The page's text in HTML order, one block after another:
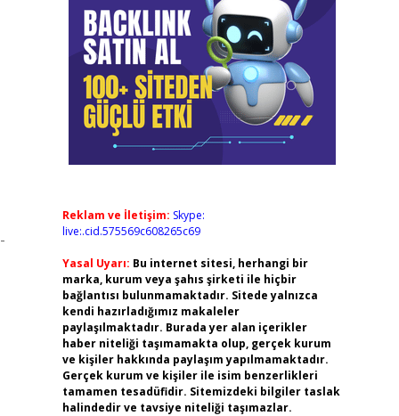
Reklam ve İletişim: Skype:
live:.cid.575569c608265c69
Yasal Uyarı: Bu internet sitesi, herhangi bir
marka, kurum veya şahıs şirketi ile hiçbir
bağlantısı bulunmamaktadır. Sitede yalnızca
kendi hazırladığımız makaleler
paylaşılmaktadır. Burada yer alan içerikler
haber niteliği taşımamakta olup, gerçek kurum
ve kişiler hakkında paylaşım yapılmamaktadır.
Gerçek kurum ve kişiler ile isim benzerlikleri
tamamen tesadüfidir. Sitemizdeki bilgiler taslak
halindedir ve tavsiye niteliği taşımazlar.